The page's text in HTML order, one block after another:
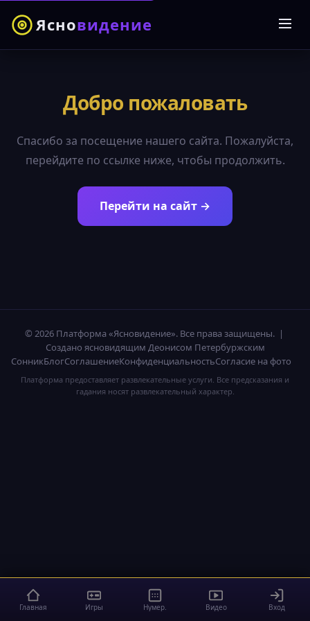
Ясновидение
Добро пожаловать
Спасибо за посещение нашего сайта. Пожалуйста,
перейдите по ссылке ниже, чтобы продолжить.
Перейти на сайт →
© 2026 Платформа «Ясновидение». Все права защищены. |
Создано ясновидящим Деонисом Петербуржским
СонникБлогСоглашениеКонфиденциальностьСогласие на фото
Платформа предоставляет развлекательные услуги. Все предсказания и
гадания носят развлекательный характер.
Главная Игры Нумер. Видео Вход